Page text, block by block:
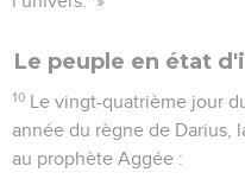
Le peuple en état
10 Le vingt-quatrième jour
année du règne de Darius,
au prophète Aggée :